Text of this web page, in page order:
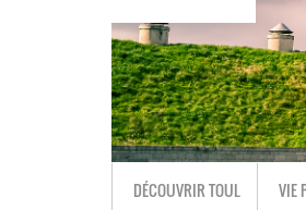
DÉCOUVRIR TOUL VIE